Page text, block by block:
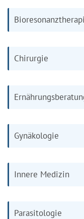
Chirurgie
Gynäkologie
Innere Medizin
Parasitologie